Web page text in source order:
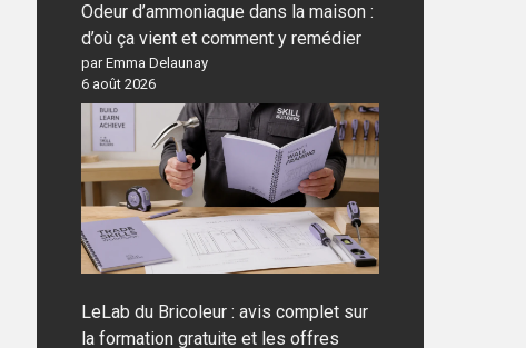
Odeur d’ammoniaque dans la maison :
d’où ça vient et comment y remédier
par Emma Delaunay
6 août 2026
LeLab du Bricoleur : avis complet sur
la formation gratuite et les offres